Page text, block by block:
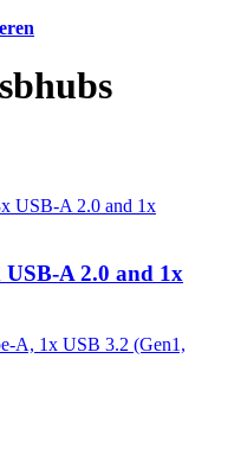
A 2.0 and 1x
A, 1x USB 3.2 (Gen1,